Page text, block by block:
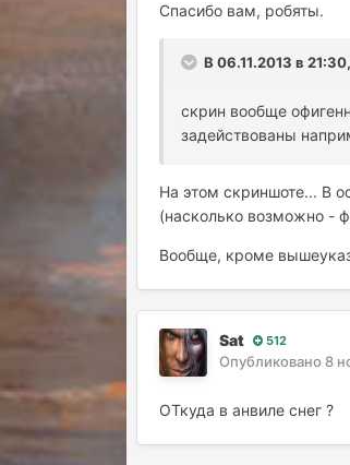
Спасибо вам, робяты.
В 06.11.2013 в
скрин вообще
задействованы
На этом скриншоте... В
(насколько возможно -
Вообще, кроме
Sat 512
Опубликовано 8
ОТкуда в анвиле снег ?